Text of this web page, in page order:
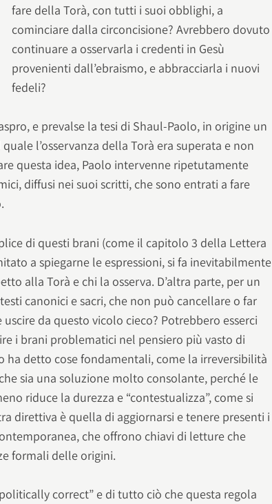
fare della Torà, con tutti i suoi obblighi, a
cominciare dalla circoncisione? Avrebbero dovuto
continuare a osservarla i credenti in Gesù
provenienti dall’ebraismo, e abbracciarla i nuovi
fedeli?
e prevalse la tesi di Shaul-Paolo, in origine un
l’osservanza della Torà era superata e non
questa idea, Paolo intervenne ripetutamente
diffusi nei suoi scritti, che sono entrati a fare
di questi brani (come il capitolo 3 della Lettera
a spiegarne le espressioni, si fa inevitabilmente
alla Torà e chi la osserva. D’altra parte, per un
canonici e sacri, che non può cancellare o far
da questo vicolo cieco? Potrebbero esserci
i brani problematici nel pensiero più vasto di
ha detto cose fondamentali, come la irreversibilità
sia una soluzione molto consolante, perché le
riduce la durezza e “contestualizza”, come si
direttiva è quella di aggiornarsi e tenere presenti i
che offrono chiavi di letture che
formali delle origini.
correct” e di tutto ciò che questa regola